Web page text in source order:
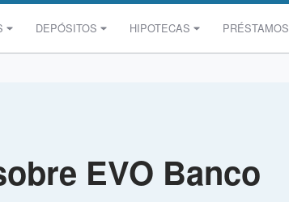
DEPÓSITOS HIPOTECAS PRÉSTAMOS
EVO Banco